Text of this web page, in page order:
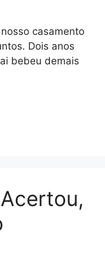
casamento
Dois anos
bebeu demais